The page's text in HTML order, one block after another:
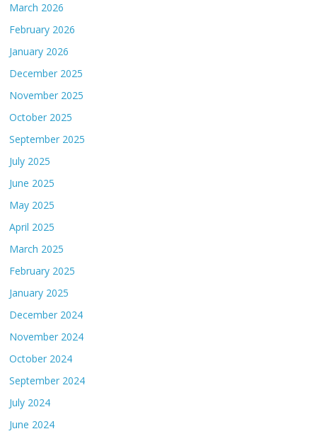
March 2026
February 2026
January 2026
December 2025
November 2025
October 2025
September 2025
July 2025
June 2025
May 2025
April 2025
March 2025
February 2025
January 2025
December 2024
November 2024
October 2024
September 2024
July 2024
June 2024